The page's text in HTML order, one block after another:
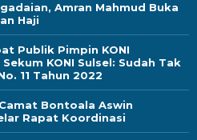
Amran Mahmud Buka
Haji
Publik Pimpin KONI
KONI Sulsel: Sudah Tak
11 Tahun 2022
Bontoala Aswin
Rapat Koordinasi